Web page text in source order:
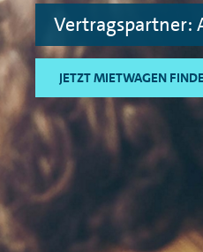
Vertragspartner:
JETZT MIETWAGEN